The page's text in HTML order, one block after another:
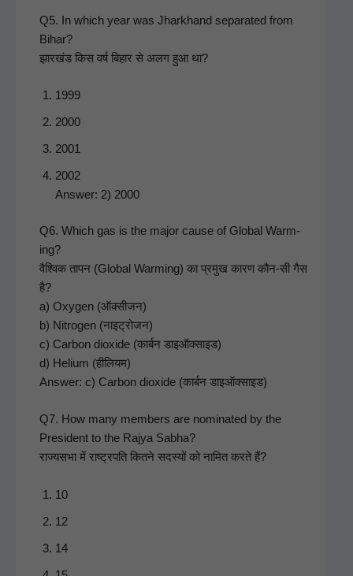
Q5. In which year was Jhark­hand sep­a­rat­ed from
Bihar?
झारखंड किस वर्ष बिहार से अलग हुआ था?
1999
2000
2001
2002
Answer: 2) 2000
Q6. Which gas is the major cause of Glob­al Warm­
ing?
वैश्विक तापन (Glob­al Warm­ing) का प्रमुख कारण कौन‑सी गैस
है?
a) Oxy­gen (ऑक्सीजन)
b) Nitro­gen (नाइट्रोजन)
c) Car­bon diox­ide (कार्बन डाइऑक्साइड)
d) Heli­um (हीलियम)
Answer: c) Car­bon diox­ide (कार्बन डाइऑक्साइड)
Q7. How many mem­bers are nom­i­nat­ed by the
Pres­i­dent to the Rajya Sab­ha?
राज्यसभा में राष्ट्रपति कितने सदस्यों को नामित करते हैं?
10
12
14